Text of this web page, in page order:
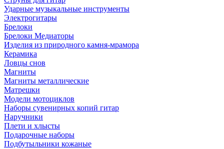
Ударные музыкальные инструменты
Электрогитары
Брелоки
Брелоки Медиаторы
Изделия из природного камня-мрамора
Керамика
Ловцы снов
Магниты
Магниты металлические
Матрешки
Модели мотоциклов
Наборы сувенирных копий гитар
Наручники
Плети и хлысты
Подарочные наборы
Подбутыльники кожаные